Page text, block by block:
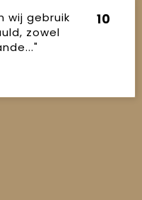
wij gebruik
zowel
10